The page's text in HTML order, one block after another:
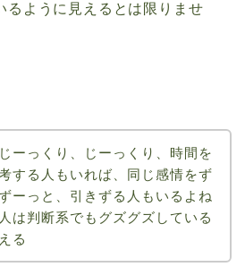
るように見えるとは限りませ
ーっくり、じーっくり、時間を
する人もいれば、同じ感情をず
ーっと、引きずる人もいるよね
は判断系でもグズグズしている
る